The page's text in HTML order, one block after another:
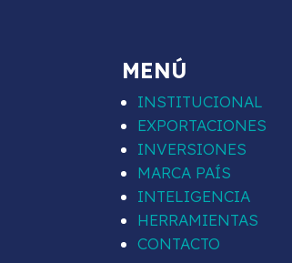
MENÚ
INSTITUCIONAL
EXPORTACIONES
INVERSIONES
MARCA PAÍS
INTELIGENCIA
HERRAMIENTAS
CONTACTO